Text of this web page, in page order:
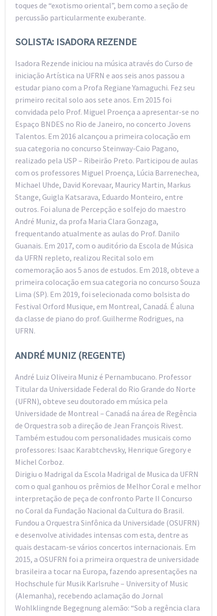
toques de “exotismo oriental”, bem como a seção de
percussão particularmente exuberante.
SOLISTA: ISADORA REZENDE
Isadora Rezende iniciou na música através do Curso de
iniciação Artística na UFRN e aos seis anos passou a
estudar piano com a Profa Regiane Yamaguchi. Fez seu
primeiro recital solo aos sete anos. Em 2015 foi
convidada pelo Prof. Miguel Proença a apresentar-se no
Espaço BNDES no Rio de Janeiro, no concerto Jovens
Talentos. Em 2016 alcançou a primeira colocação em
sua categoria no concurso Steinway-Caio Pagano,
realizado pela USP – Ribeirão Preto. Participou de aulas
com os professores Miguel Proença, Lúcia Barrenechea,
Michael Uhde, David Korevaar, Mauricy Martin, Markus
Stange, Guigla Katsarava, Eduardo Monteiro, entre
outros. Foi aluna de Percepção e solfejo do maestro
André Muniz, da profa Maria Clara Gonzaga,
frequentando atualmente as aulas do Prof. Danilo
Guanais. Em 2017, com o auditório da Escola de Música
da UFRN repleto, realizou Recital solo em
comemoração aos 5 anos de estudos. Em 2018, obteve a
primeira colocação em sua categoria no concurso Souza
Lima (SP). Em 2019, foi selecionada como bolsista do
Festival Orford Musique, em Montreal, Canadá. É aluna
da classe de piano do prof. Guilherme Rodrigues, na
UFRN.
ANDRÉ MUNIZ (REGENTE)
André Luiz Oliveira Muniz é Pernambucano. Professor
Titular da Universidade Federal do Rio Grande do Norte
(UFRN), obteve seu doutorado em música pela
Universidade de Montreal – Canadá na área de Regência
de Orquestra sob a direção de Jean François Rivest.
Também estudou com personalidades musicais como
professores: Isaac Karabtchevsky, Henrique Gregory e
Michel Corboz.
Dirigiu o Madrigal da Escola Madrigal de Musica da UFRN
com o qual ganhou os prêmios de Melhor Coral e melhor
interpretação de peça de confronto Parte II Concurso
no Coral da Fundação Nacional da Cultura do Brasil.
Fundou a Orquestra Sinfônica da Universidade (OSUFRN)
e desenvolve atividades intensas com esta, dentre as
quais destacam-se vários concertos internacionais. Em
2015, a OSUFRN foi a primeira orquestra de universidade
brasileira a tocar na Europa, fazendo apresentações na
Hochschule für Musik Karlsruhe – University of Music
(Alemanha), recebendo aclamação do Jornal
Wohlklingnde Begegnung alemão: “Sob a regência clara